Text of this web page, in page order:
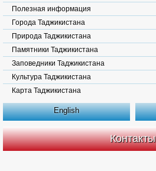
Полезная информация
Города Таджикистана
Природа Таджикистана
Памятники Таджикистана
Заповедники Таджикистана
Культура Таджикистана
Карта Таджикистана
English
Контакты